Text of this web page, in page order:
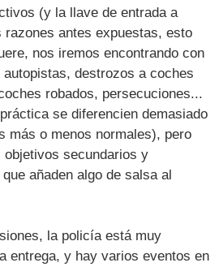
(y la llave de entrada a
antes expuestas, esto
nos iremos encontrando con
destrozos a coches
robados, persecuciones...
se diferencien demasiado
más o menos normales), pero
secundarios y
añaden algo de salsa al
la policía está muy
entrega, y hay varios eventos en